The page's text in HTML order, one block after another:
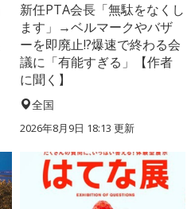
新任PTA会長「無駄をなくし
ます」→ベルマークやバザ
ーを即廃止!?爆速で終わる会
議に「有能すぎる」【作者
に聞く】
全国
2026年8月9日 18:13 更新